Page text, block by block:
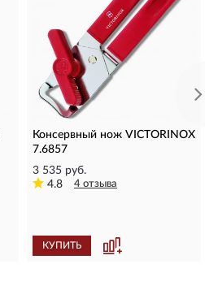
Консервный нож VICTORINOX
7.6857
3 535 руб.
4.8
4 отзыва
КУПИТЬ